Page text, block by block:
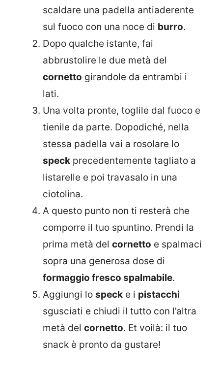
scaldare una padella antiaderente
sul fuoco con una noce di burro.
Dopo qualche istante, fai
abbrustolire le due metà del
cornetto girandole da entrambi i
lati.
Una volta pronte, toglile dal fuoco e
tienile da parte. Dopodiché, nella
stessa padella vai a rosolare lo
speck precedentemente tagliato a
listarelle e poi travasalo in una
ciotolina.
A questo punto non ti resterà che
comporre il tuo spuntino. Prendi la
prima metà del cornetto e spalmaci
sopra una generosa dose di
formaggio fresco spalmabile.
Aggiungi lo speck e i pistacchi
sgusciati e chiudi il tutto con l’altra
metà del cornetto. Et voilà: il tuo
snack è pronto da gustare!